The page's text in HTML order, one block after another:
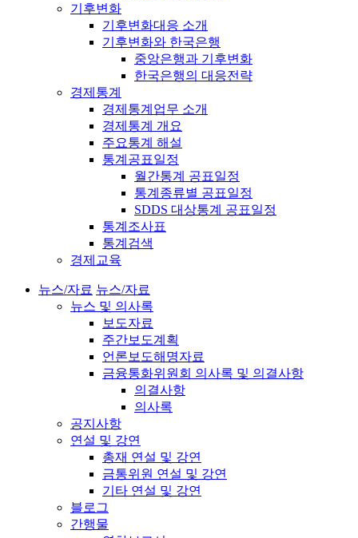
기후변화
기후변화대응 소개
기후변화와 한국은행
중앙은행과 기후변화
한국은행의 대응전략
경제통계
경제통계업무 소개
경제통계 개요
주요통계 해설
통계공표일정
월간통계 공표일정
통계종류별 공표일정
SDDS 대상통계 공표일정
통계조사표
통계검색
경제교육
뉴스/자료 뉴스/자료
뉴스 및 의사록
보도자료
주간보도계획
언론보도해명자료
금융통화위원회 의사록 및 의결사항
의결사항
의사록
공지사항
연설 및 강연
총재 연설 및 강연
금통위원 연설 및 강연
기타 연설 및 강연
블로그
간행물